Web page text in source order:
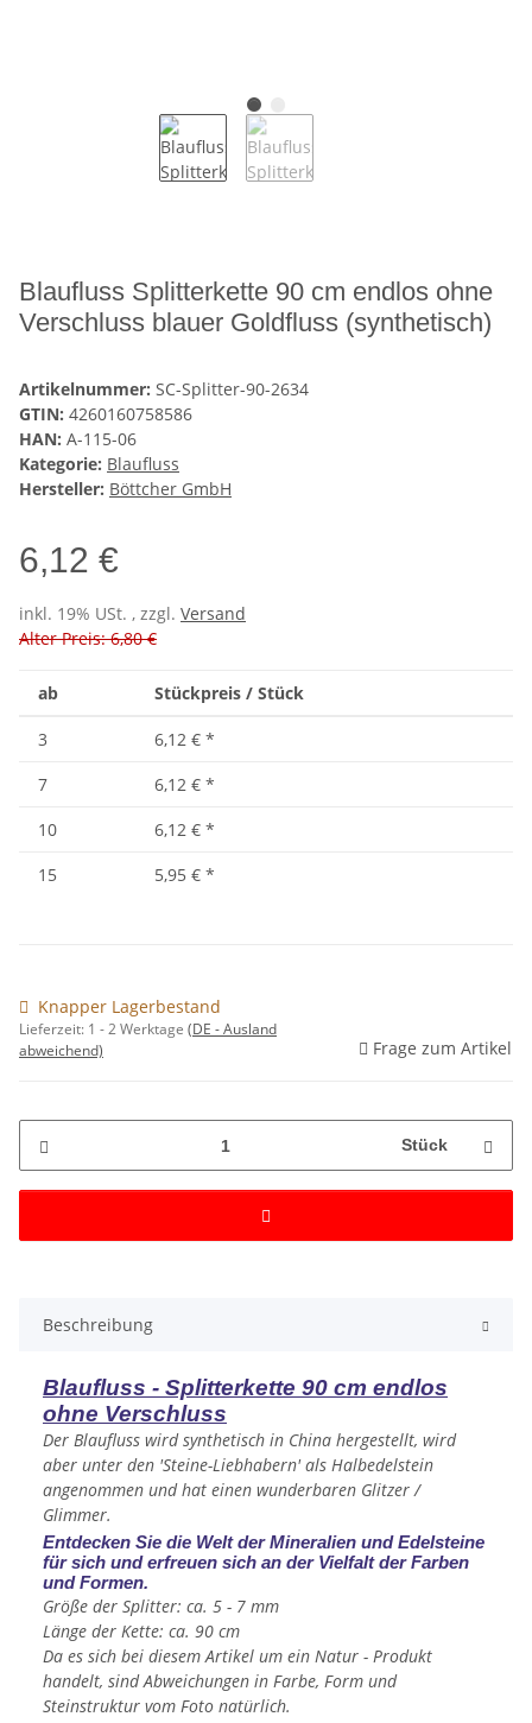
Blaufluss Splitterkette 90 cm endlos ohne
Verschluss blauer Goldfluss (synthetisch)
Artikelnummer: SC-Splitter-90-2634
GTIN: 4260160758586
HAN: A-115-06
Kategorie: Blaufluss
Hersteller: Böttcher GmbH
6,12 €
inkl. 19% USt. , zzgl. Versand
Alter Preis: 6,80 €
ab Stückpreis / Stück
3 6,12 € *
7
6,12 € *
10
6,12 € *
15
5,95 € *
Knapper Lagerbestand
Lieferzeit: 1 - 2 Werktage (DE - Ausland
abweichend)
Frage zum Artikel
Stück
Beschreibung
Blaufluss - Splitterkette 90 cm endlos
ohne Verschluss
Der Blaufluss wird synthetisch in China hergestellt, wird
aber unter den 'Steine-Liebhabern' als Halbedelstein
angenommen und hat einen wunderbaren Glitzer /
Glimmer.
Entdecken Sie die Welt der Mineralien und Edelsteine
für sich und erfreuen sich an der Vielfalt der Farben
und Formen.
Größe der Splitter: ca. 5 - 7 mm
Länge der Kette: ca. 90 cm
Da es sich bei diesem Artikel um ein Natur - Produkt
handelt, sind Abweichungen in Farbe, Form und
Steinstruktur vom Foto natürlich.